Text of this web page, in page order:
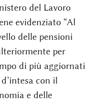
del Lavoro
evidenziato “Al
delle pensioni
per
di più aggiornati
con il
e delle